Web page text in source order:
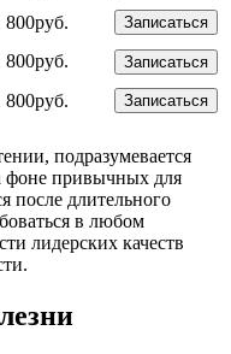
800руб. Записаться
800руб. Записаться
800руб. Записаться
подразумевается
фоне привычных для
после длительного
в любом
лидерских качеств